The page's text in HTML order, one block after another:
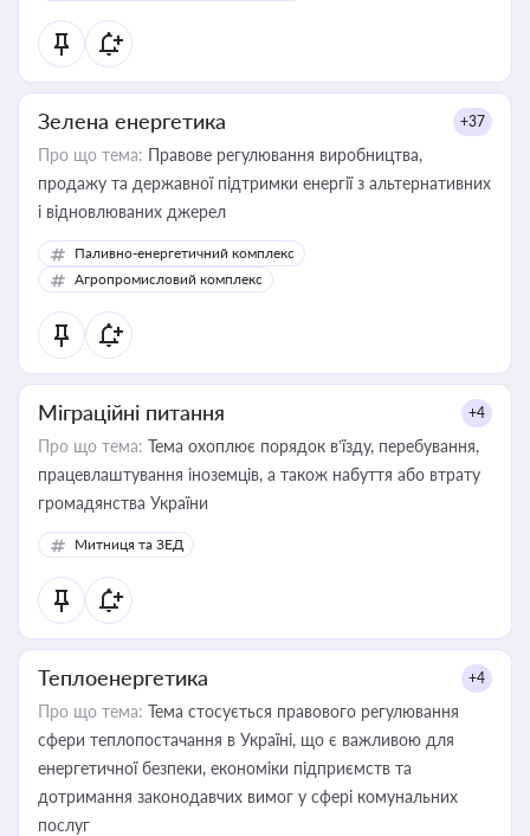
Зелена енергетика +37
Про що тема: Правове регулювання виробництва,
продажу та державної підтримки енергії з альтернативних
і відновлюваних джерел
Паливно-енергетичний комплекс
Агропромисловий комплекс
Міграційні питання +4
Про що тема: Тема охоплює порядок в’їзду, перебування,
працевлаштування іноземців, а також набуття або втрату
громадянства України
Митниця та ЗЕД
Теплоенергетика +4
Про що тема: Тема стосується правового регулювання
сфери теплопостачання в Україні, що є важливою для
енергетичної безпеки, економіки підприємств та
дотримання законодавчих вимог у сфері комунальних
послуг